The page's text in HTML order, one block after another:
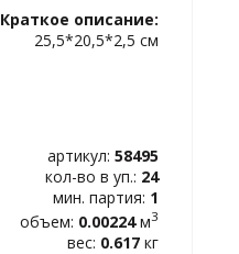
Краткое описание:
25,5*20,5*2,5 см
артикул: 58495
кол-во в уп.: 24
мин. партия: 1
объем: 0.00224м3
вес: 0.617 кг